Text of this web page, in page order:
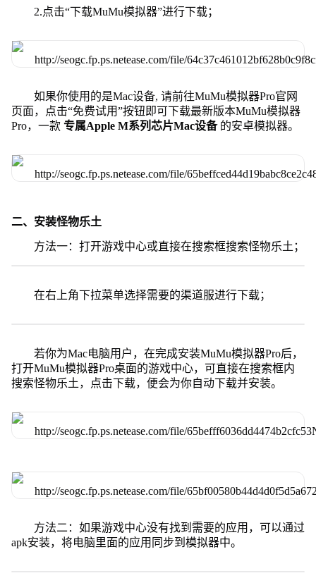
2.点击“下载MuMu模拟器”进行下载；
如果你使用的是Mac设备, 请前往MuMu模拟器Pro官网
页面，点击“免费试用”按钮即可下载最新版本MuMu模拟器
Pro，一款 专属Apple M系列芯片Mac设备 的安卓模拟器。
二、安装怪物乐土
方法一：打开游戏中心或直接在搜索框搜索怪物乐土；
在右上角下拉菜单选择需要的渠道服进行下载；
若你为Mac电脑用户，在完成安装MuMu模拟器Pro后，
打开MuMu模拟器Pro桌面的游戏中心，可直接在搜索框内
搜索怪物乐土，点击下载，便会为你自动下载并安装。
方法二：如果游戏中心没有找到需要的应用，可以通过
apk安装，将电脑里面的应用同步到模拟器中。